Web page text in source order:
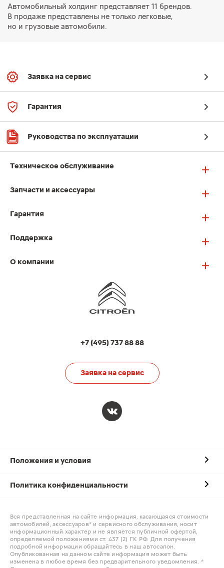
Автомобильный холдинг представляет 11 брендов.
В продаже представлены не только легковые,
но и грузовые автомобили.
Заявка на сервис
Гарантия
Руководства по эксплуатации
Техническое обслуживание
Запчасти и аксессуары
Гарантия
Поддержка
О компании
+7 (495) 737 88 88
Заявка на сервис
Положения и условия
Политика конфиденциальности
Вся представленная на сайте информация, касающаяся стоимости
автомобилей, аксессуаров* и сервисного обслуживания, носит
информационный характер и не является публичной офертой,
определяемой положениями ст. 437 (2) ГК РФ. Для получения
подробной информации обращайтесь в наш автосалон.
Опубликованная на данном сайте информация может быть
изменена в любое время без предварительного уведомления. *